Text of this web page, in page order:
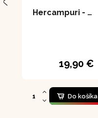
Hercampuri - 100 tabliet
19,90 €
Do košíka